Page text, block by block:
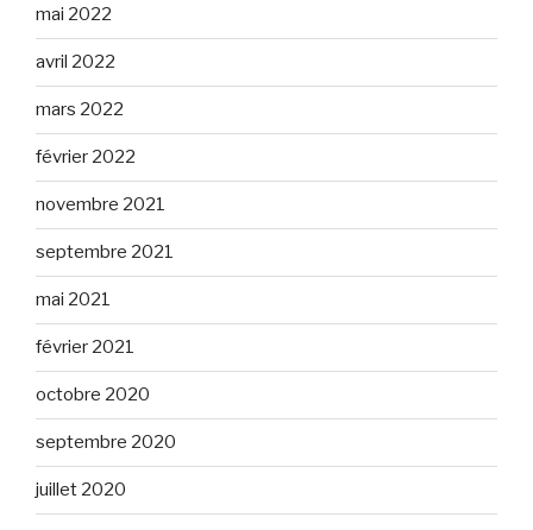
mai 2022
avril 2022
mars 2022
février 2022
novembre 2021
septembre 2021
mai 2021
février 2021
octobre 2020
septembre 2020
juillet 2020